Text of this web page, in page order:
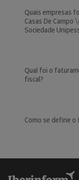
Quais empresas
Casas De Campo
Sociedade
Qual foi o
fiscal?
Como se define o